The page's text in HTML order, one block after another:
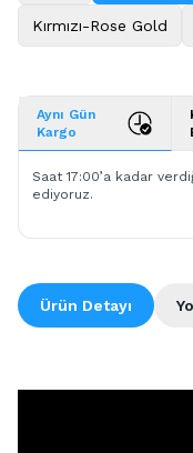
Kırmızı-Rose Gold
Aynı Gün
Kargo
Saat 17:00’a kadar
ediyoruz.
Ürün Detayı